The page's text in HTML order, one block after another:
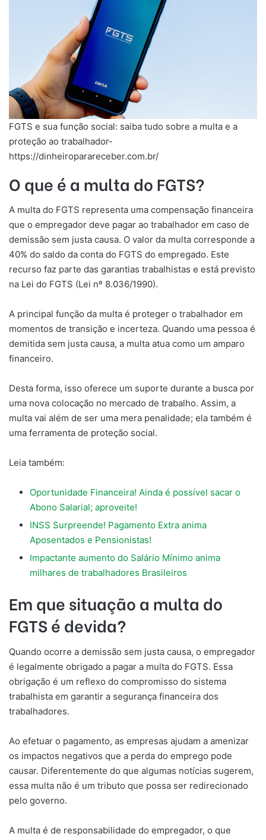
FGTS e sua função social: saiba tudo sobre a multa e a
proteção ao trabalhador-
https://dinheiroparareceber.com.br/
O que é a multa do FGTS?
A multa do FGTS representa uma compensação financeira
que o empregador deve pagar ao trabalhador em caso de
demissão sem justa causa. O valor da multa corresponde a
40% do saldo da conta do FGTS do empregado. Este
recurso faz parte das garantias trabalhistas e está previsto
na Lei do FGTS (Lei nº 8.036/1990).
A principal função da multa é proteger o trabalhador em
momentos de transição e incerteza. Quando uma pessoa é
demitida sem justa causa, a multa atua como um amparo
financeiro.
Desta forma, isso oferece um suporte durante a busca por
uma nova colocação no mercado de trabalho. Assim, a
multa vai além de ser uma mera penalidade; ela também é
uma ferramenta de proteção social.
Leia também:
Oportunidade Financeira! Ainda é possível sacar o
Abono Salarial; aproveite!
INSS Surpreende! Pagamento Extra anima
Aposentados e Pensionistas!
Impactante aumento do Salário Mínimo anima
milhares de trabalhadores Brasileiros
Em que situação a multa do
FGTS é devida?
Quando ocorre a demissão sem justa causa, o empregador
é legalmente obrigado a pagar a multa do FGTS. Essa
obrigação é um reflexo do compromisso do sistema
trabalhista em garantir a segurança financeira dos
trabalhadores.
Ao efetuar o pagamento, as empresas ajudam a amenizar
os impactos negativos que a perda do emprego pode
causar. Diferentemente do que algumas notícias sugerem,
essa multa não é um tributo que possa ser redirecionado
pelo governo.
A multa é de responsabilidade do empregador, o que